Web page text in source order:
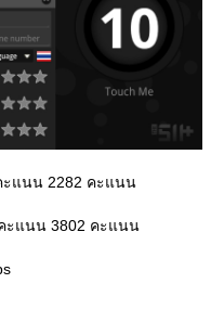
ะแนน 2282 คะแนน
ะแนน 3802 คะแนน